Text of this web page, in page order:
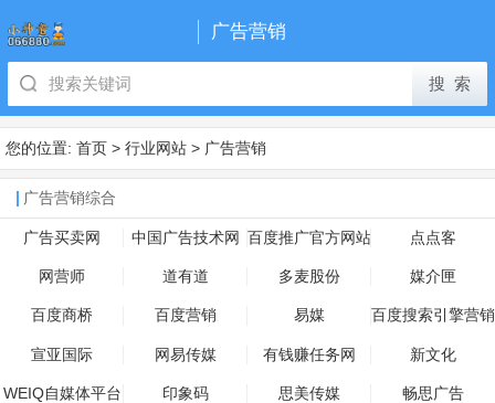
广告营销
您的位置: 首页 > 行业网站 > 广告营销
广告营销综合
广告买卖网 中国广告技术网 百度推广官方网站 点点客
网营师 道有道 多麦股份 媒介匣
百度商桥 百度营销 易媒 百度搜索引擎营销
平台
宣亚国际 网易传媒 有钱赚任务网 新文化
WEIQ自媒体平台 印象码 思美传媒 畅思广告